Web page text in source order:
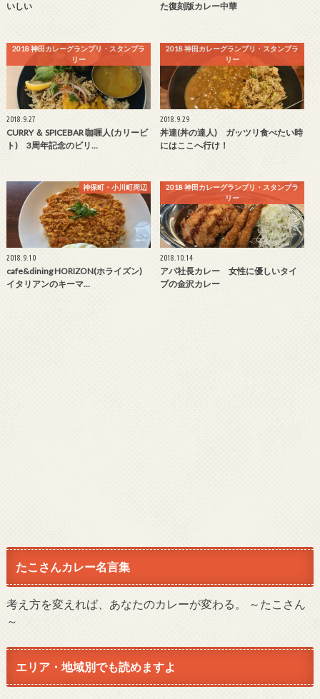
いしい
た復刻版カレー中華
2018 神田カレーグランプリ・スタンプラ
リー
2018.9.27
CURRY ＆ SPICEBAR 咖喱人(カリービ
ト) 3周年記念のビリ…
2018 神田カレーグランプリ・スタンプラ
リー
2018.9.29
丼達(丼の達人) ガッツリ食べたい時
にはここへ行け！
神保町・小川町周辺
2018.9.10
cafe&dining HORIZON(ホライズン)
イタリアンのキーマ…
2018 神田カレーグランプリ・スタンプラ
リー
2018.10.14
アパ社長カレー 女性に優しいタイ
プの金沢カレー
たこさんカレー名言集
考え方を変えれば、あなたのカレーが変わる。 ～たこさん
～
エリア・地域別でも読めますよ